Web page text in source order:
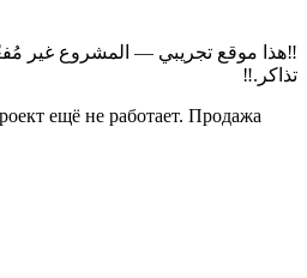
‼هذا موقع تجريبي — المشروع غير
تذاكر.‼
ещё не работает. Продажа